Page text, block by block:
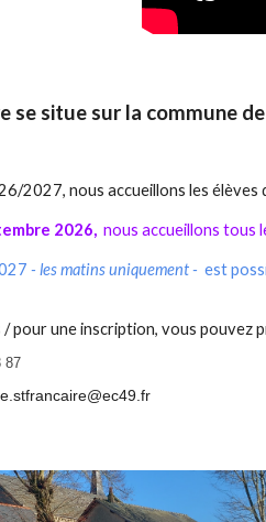
se situe sur la commune
6/2027, nous accueillons les
2026,nous accueillons tous
- les matins uniquement - est
pour une inscription, vous pouvez
87